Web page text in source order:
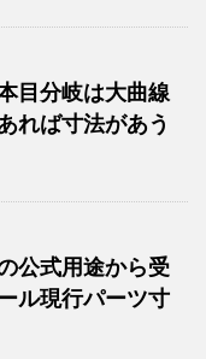
目分岐は大曲線
れば寸法があう
公式用途から受
ル現行パーツ寸